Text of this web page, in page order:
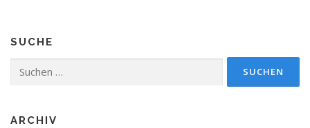
SUCHE
nach:
ARCHIV